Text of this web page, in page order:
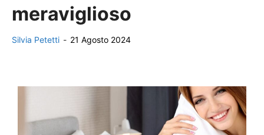
meraviglioso
Silvia Petetti - 21 Agosto 2024